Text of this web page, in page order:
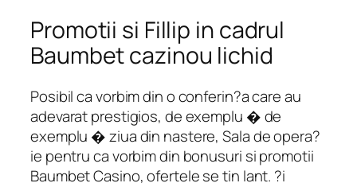
Promotii si Fillip in cadrul
Baumbet cazinou lichid
Posibil ca vorbim din o conferin?a care au
adevarat prestigios, de exemplu � de
exemplu � ziua din nastere, Sala de opera?
ie pentru ca vorbim din bonusuri si promotii
Baumbet Casino, ofertele se tin lant. ?i